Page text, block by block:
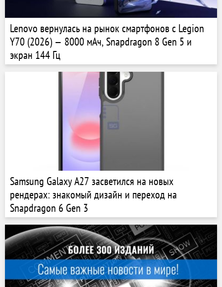
Lenovo вернулась на рынок смартфонов с Legion
Y70 (2026) — 8000 мАч, Snapdragon 8 Gen 5 и
экран 144 Гц
Samsung Galaxy A27 засветился на новых
рендерах: знакомый дизайн и переход на
Snapdragon 6 Gen 3